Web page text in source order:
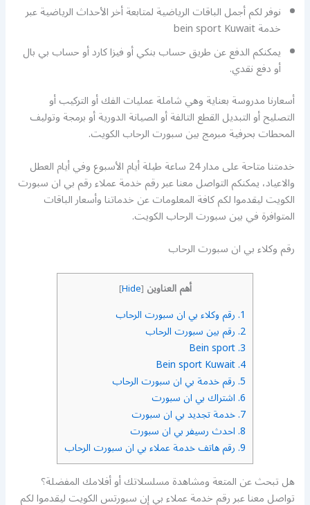
نوفر لكم أجمل الباقات الرياضية لمتابعة أخر الأحداث الرياضية عبر
خدمة bein sport Kuwait
يمكنكم الدفع عن طريق حساب بنكي أو فيزا كارد أو حساب بي بال
أو دفع نقدي.
أسعارنا مدروسة بعناية وهي شاملة عمليات الفك أو التركيب أو
التصليح أو التبديل القطع التالفة أو الصيانة الدورية أو برمجة وتوليف
المحطات بحرفية مبرمج بين سبورت الرحاب الكويت.
خدمتنا متاحة على مدار 24 ساعة طيلة أيام الأسبوع وفي أيام العطل
والاعياد، يمكنكم التواصل معنا عبر رقم خدمة عملاء رقم بي ان سبورت
الكويت ليقدموا لكم كافة المعلومات عن خدماتنا وأسعار الباقات
المتوافرة في بين سبورت الرحاب الكويت.
رقم وكلاء بي ان سبورت الرحاب
أهم العناوين [
Hide
]
1. رقم وكلاء بي ان سبورت الرحاب
2. رقم بين سبورت الرحاب
3.
4.
5. رقم خدمة بي ان سبورت الرحاب
6. اشتراك بي ان سبورت
7. خدمة تجديد بي ان سبورت
8. احدث رسيفر بي ان سبورت
9. رقم هاتف خدمة عملاء بي ان سبورت الرحاب
هل تبحث عن المتعة ومشاهدة مسلسلاتك أو أفلامك المفضلة؟
تواصل معنا عبر رقم خدمة عملاء بي إن سبورتس الكويت ليقدموا لكم